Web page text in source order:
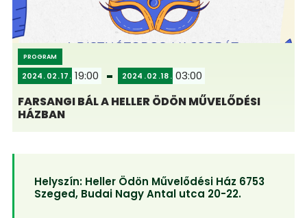
PROGRAM
2024 02 17 19:00 2024 02 18 03:00
FARSANGI BÁL A HELLER ÖDÖN MŰVELŐDÉSI
HÁZBAN
Helyszín: Heller Ödön Művelődési Ház 6753
Szeged, Budai Nagy Antal utca 20-22.